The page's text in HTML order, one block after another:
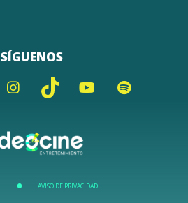
SÍGUENOS
AVISO DE PRIVACIDAD